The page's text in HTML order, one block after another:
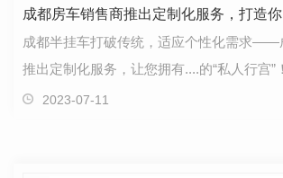
成都房车销售商推出定制化服务，打造你
成都半挂车打破传统，适应个性化需求——
推出定制化服务，让您拥有....的“私人行宫”
行的梦想都不尽相同，而成都房车销售商正
2023-07-11